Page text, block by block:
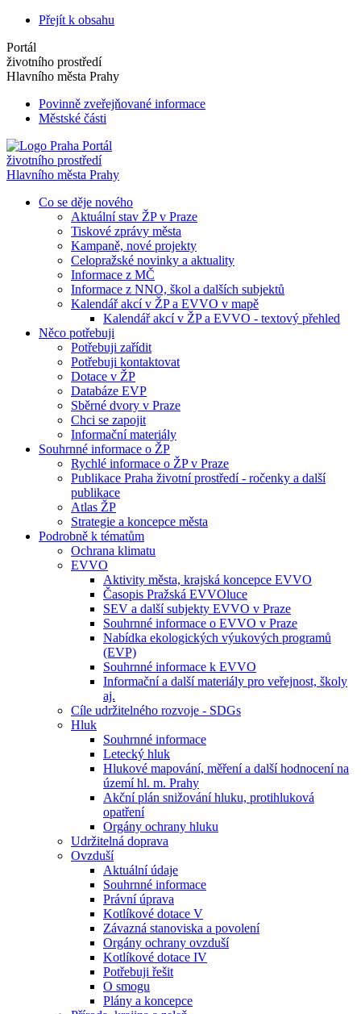
Přejít k obsahu
Portál
životního prostředí
Hlavního města Prahy
Povinně zveřejňované informace
Městské části
Portál
životního prostředí
Hlavního města Prahy
Co se děje nového
Aktuální stav ŽP v Praze
Tiskové zprávy města
Kampaně, nové projekty
Celopražské novinky a aktuality
Informace z MČ
Informace z NNO, škol a dalších subjektů
Kalendář akcí v ŽP a EVVO v mapě
Kalendář akcí v ŽP a EVVO - textový přehled
Něco potřebuji
Potřebuji zařídit
Potřebuji kontaktovat
Dotace v ŽP
Databáze EVP
Sběrné dvory v Praze
Chci se zapojit
Informační materiály
Souhrnné informace o ŽP
Rychlé informace o ŽP v Praze
Publikace Praha životní prostředí - ročenky a další
publikace
Atlas ŽP
Strategie a koncepce města
Podrobně k tématům
Ochrana klimatu
EVVO
Aktivity města, krajská koncepce EVVO
Časopis Pražská EVVOluce
SEV a další subjekty EVVO v Praze
Souhrnné informace o EVVO v Praze
Nabídka ekologických výukových programů
(EVP)
Souhrnné informace k EVVO
Informační a další materiály pro veřejnost, školy
aj.
Cíle udržitelného rozvoje - SDGs
Hluk
Souhrnné informace
Letecký hluk
Hlukové mapování, měření a další hodnocení na
území hl. m. Prahy
Akční plán snižování hluku, protihluková
opatření
Orgány ochrany hluku
Udržitelná doprava
Ovzduší
Aktuální údaje
Souhrnné informace
Právní úprava
Kotlíkové dotace V
Závazná stanoviska a povolení
Orgány ochrany ovzduší
Kotlíkové dotace IV
Potřebuji řešit
O smogu
Plány a koncepce